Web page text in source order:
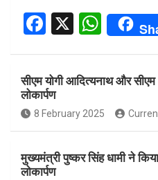
F
ce
b
o
o
k
X
W
s
A
p
p
सीएम योगी आदित्यनाथ और सीएम
लोकार्पण
8 February 2025
मुख्यमंत्री पुष्कर सिंह धामी ने
लोकार्पण